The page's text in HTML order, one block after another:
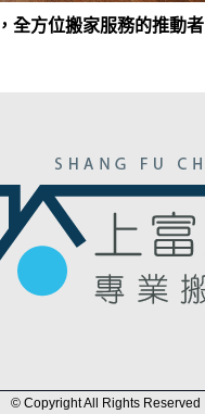
全方位搬家服務的推動者
© Copyright All Rights Reserved